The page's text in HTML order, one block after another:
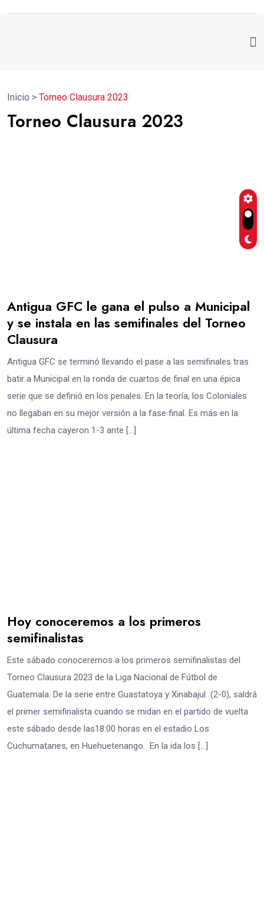
Inicio > Torneo Clausura 2023
Torneo Clausura 2023
Antigua GFC le gana el pulso a Municipal
y se instala en las semifinales del Torneo
Clausura
Antigua GFC se terminó llevando el pase a las semifinales tras
batir a Municipal en la ronda de cuartos de final en una épica
serie que se definió en los penales. En la teoría, los Coloniales
no llegaban en su mejor versión a la fase final. Es más en la
última fecha cayeron 1-3 ante […]
Hoy conoceremos a los primeros
semifinalistas
Este sábado conoceremos a los primeros semifinalistas del
Torneo Clausura 2023 de la Liga Nacional de Fútbol de
Guatemala. De la serie entre Guastatoya y Xinabajul (2-0), saldrá
el primer semifinalista cuando se midan en el partido de vuelta
este sábado desde las18:00 horas en el estadio Los
Cuchumatanes, en Huehuetenango. En la ida los […]